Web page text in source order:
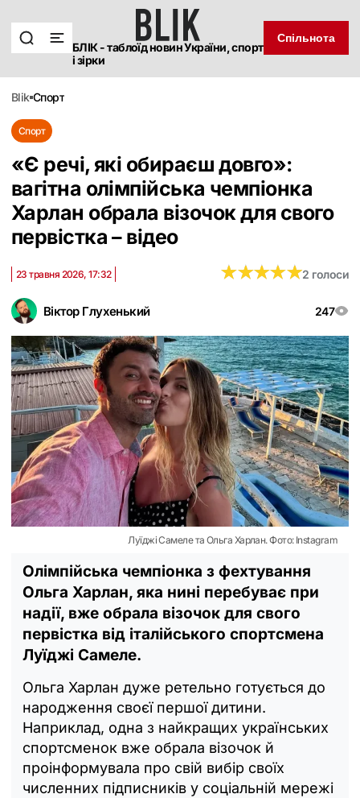
БЛІК - таблоїд новин України, спорт
і зірки
Спільнота
blik спорт
Спорт
«Є речі, які обираєш довго»:
вагітна олімпійська чемпіонка
Харлан обрала візочок для свого
первістка – відео
Віктор Глухенький 247
23 травня 2026, 17:32 ★★★★★
★★★★★2 голоси
Луїджі Самеле та Ольга Харлан. Фото: Instagram
Олімпійська чемпіонка з фехтування
Ольга Харлан, яка нині перебуває при
надії, вже обрала візочок для свого
первістка від італійського спортсмена
Луїджі Самеле.
Ольга Харлан дуже ретельно готується до
народження своєї першої дитини.
Наприклад, одна з найкращих українських
спортсменок вже обрала візочок й
проінформувала про свій вибір своїх
численних підписників у соціальній мережі